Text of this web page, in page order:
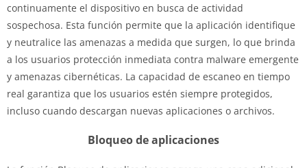
continuamente el dispositivo en busca de actividad
sospechosa. Esta función permite que la aplicación identifique
y neutralice las amenazas a medida que surgen, lo que brinda
a los usuarios protección inmediata contra malware emergente
y amenazas cibernéticas. La capacidad de escaneo en tiempo
real garantiza que los usuarios estén siempre protegidos,
incluso cuando descargan nuevas aplicaciones o archivos.
Bloqueo de aplicaciones